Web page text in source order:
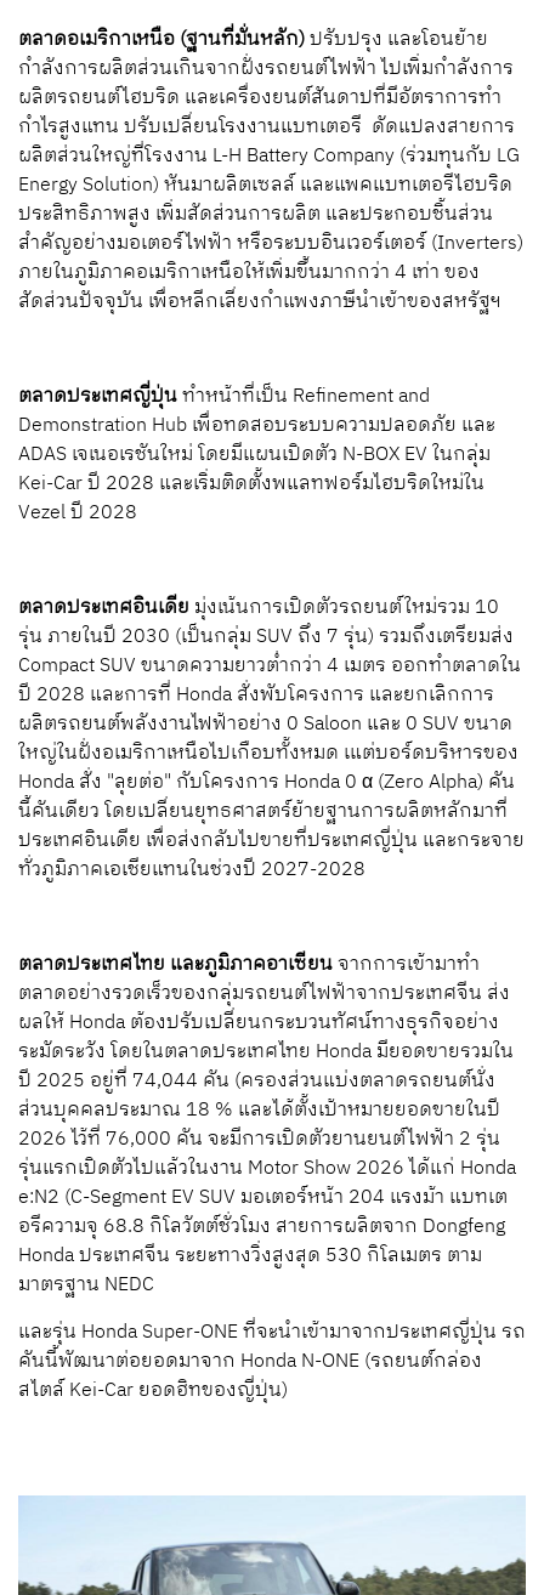
ตลาดอเมริกาเหนือ (ฐานที่มั่นหลัก)ปรับปรุง และโอนย้าย
กำลังการผลิตส่วนเกินจากฝั่งรถยนต์ไฟฟ้า ไปเพิ่มกำลังการ
ผลิตรถยนต์ไฮบริด และเครื่องยนต์สันดาปที่มีอัตราการทำ
กำไรสูงแทน ปรับเปลี่ยนโรงงานแบทเตอรี ดัดแปลงสายการ
ผลิตส่วนใหญ่ที่โรงงาน L-H Battery Company (ร่วมทุนกับ LG
Energy Solution) หันมาผลิตเซลล์ และแพคแบทเตอรีไฮบริด
ประสิทธิภาพสูง เพิ่มสัดส่วนการผลิต และประกอบชิ้นส่วน
สำคัญอย่างมอเตอร์ไฟฟ้า หรือระบบอินเวอร์เตอร์ (Inverters)
ภายในภูมิภาคอเมริกาเหนือให้เพิ่มขึ้นมากกว่า 4 เท่า ของ
สัดส่วนปัจจุบัน เพื่อหลีกเลี่ยงกำแพงภาษีนำเข้าของสหรัฐฯ
ตลาดประเทศญี่ปุ่นทำหน้าที่เป็น Refinement and
Demonstration Hub เพื่อทดสอบระบบความปลอดภัย และ
ADAS เจเนอเรชันใหม่ โดยมีแผนเปิดตัว N-BOX EV ในกลุ่ม
Kei-Car ปี 2028 และเริ่มติดตั้งพแลทฟอร์มไฮบริดใหม่ใน
Vezel ปี 2028
ตลาดประเทศอินเดีย มุ่งเน้นการเปิดตัวรถยนต์ใหม่รวม 10
รุ่น ภายในปี 2030 (เป็นกลุ่ม SUV ถึง 7 รุ่น) รวมถึงเตรียมส่ง
Compact SUV ขนาดความยาวต่ำกว่า 4 เมตร ออกทำตลาดใน
ปี 2028 และการที่ Honda สั่งพับโครงการ และยกเลิกการ
ผลิตรถยนต์พลังงานไฟฟ้าอย่าง 0 Saloon และ 0 SUV ขนาด
ใหญ่ในฝั่งอเมริกาเหนือไปเกือบทั้งหมด เแต่บอร์ดบริหารของ
Honda สั่ง "ลุยต่อ" กับโครงการ Honda 0 α (Zero Alpha) คัน
นี้คันเดียว โดยเปลี่ยนยุทธศาสตร์ย้ายฐานการผลิตหลักมาที่
ประเทศอินเดีย เพื่อส่งกลับไปขายที่ประเทศญี่ปุ่น และกระจาย
ทั่วภูมิภาคเอเชียแทนในช่วงปี 2027-2028
ตลาดประเทศไทย และภูมิภาคอาเซียนจากการเข้ามาทำ
ตลาดอย่างรวดเร็วของกลุ่มรถยนต์ไฟฟ้าจากประเทศจีน ส่ง
ผลให้ Honda ต้องปรับเปลี่ยนกระบวนทัศน์ทางธุรกิจอย่าง
ระมัดระวัง โดยในตลาดประเทศไทย Honda มียอดขายรวมใน
ปี 2025 อยู่ที่ 74,044 คัน (ครองส่วนแบ่งตลาดรถยนต์นั่ง
ส่วนบุคคลประมาณ 18 % และได้ตั้งเป้าหมายยอดขายในปี
2026 ไว้ที่ 76,000 คัน จะมีการเปิดตัวยานยนต์ไฟฟ้า 2 รุ่น
รุ่นแรกเปิดตัวไปแล้วในงาน Motor Show 2026 ได้แก่ Honda
e:N2 (C-Segment EV SUV มอเตอร์หน้า 204 แรงม้า แบทเต
อรีความจุ 68.8 กิโลวัตต์ชั่วโมง สายการผลิตจาก Dongfeng
Honda ประเทศจีน ระยะทางวิ่งสูงสุด 530 กิโลเมตร ตาม
มาตรฐาน NEDC
และรุ่น Honda Super-ONE ที่จะนำเข้ามาจากประเทศญี่ปุ่น รถ
คันนี้พัฒนาต่อยอดมาจาก Honda N-ONE (รถยนต์กล่อง
สไตล์ Kei-Car ยอดฮิทของญี่ปุ่น)